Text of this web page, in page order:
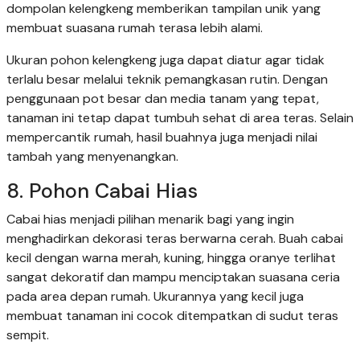
dompolan kelengkeng memberikan tampilan unik yang
membuat suasana rumah terasa lebih alami.
Ukuran pohon kelengkeng juga dapat diatur agar tidak
terlalu besar melalui teknik pemangkasan rutin. Dengan
penggunaan pot besar dan media tanam yang tepat,
tanaman ini tetap dapat tumbuh sehat di area teras. Selain
mempercantik rumah, hasil buahnya juga menjadi nilai
tambah yang menyenangkan.
8. Pohon Cabai Hias
Cabai hias menjadi pilihan menarik bagi yang ingin
menghadirkan dekorasi teras berwarna cerah. Buah cabai
kecil dengan warna merah, kuning, hingga oranye terlihat
sangat dekoratif dan mampu menciptakan suasana ceria
pada area depan rumah. Ukurannya yang kecil juga
membuat tanaman ini cocok ditempatkan di sudut teras
sempit.